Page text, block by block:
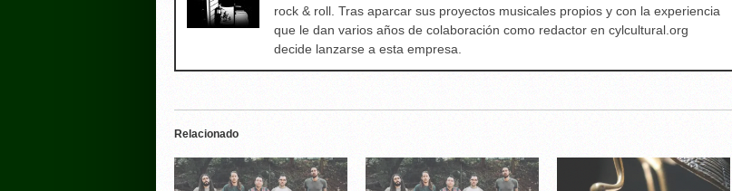
rock & roll. Tras aparcar sus proyectos musicales propios y con la experiencia
que le dan varios años de colaboración como redactor en cylcultural.org
decide lanzarse a esta empresa.
Relacionado